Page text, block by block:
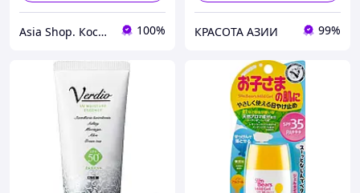
Asia Shop. Косметика із Кореї, Японії та Тайланду 100% КРАСОТА АЗИИ 99%